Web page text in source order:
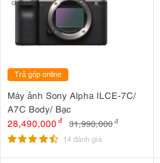
Trả góp online
Máy ảnh Sony Alpha ILCE-7C/
A7C Body/ Bạc
28,490,000 đ 31,990,000đ
14 đánh giá